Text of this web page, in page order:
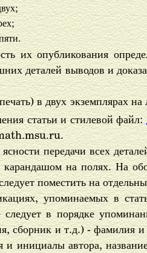
их опубликования
деталей выводов и
в двух экземплярах
статьи и стилевой файл:
передачи всех
на полях. На
поместить на
упоминаемых в
в порядке
сборник и т.д.) - фамилия
инициалы автора,